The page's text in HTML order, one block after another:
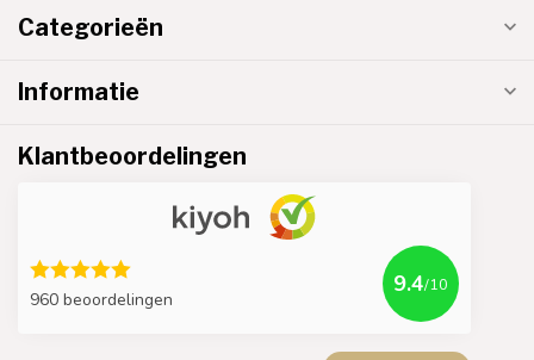
Categorieën
Informatie
Klantbeoordelingen
960 beoordelingen
9.4/10